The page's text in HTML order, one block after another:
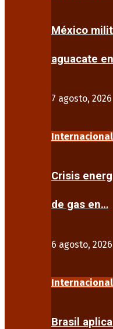
México
aguacate
7 agosto, 2026
Internacional
Crisis
de gas en…
6 agosto, 2026
Internacional
Brasil